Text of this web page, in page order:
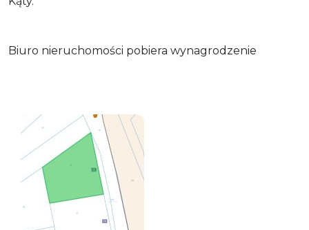
Biuro nieruchomości pobiera wynagrodzenie